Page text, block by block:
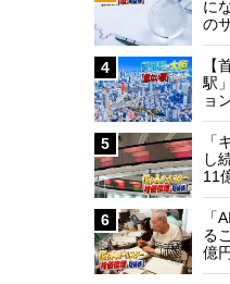
に
の
4
【
駅
ョ
5
「
し
11
6
「
る
億